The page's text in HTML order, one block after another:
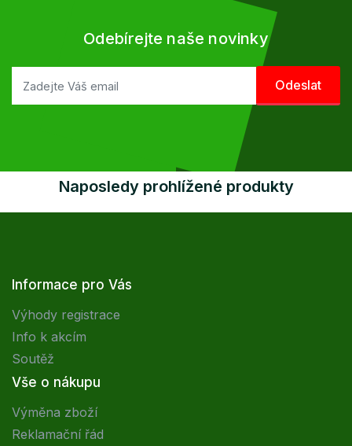
Odebírejte naše novinky
Naposledy prohlížené produkty
Informace pro Vás
Výhody registrace
Info k akcím
Soutěž
Vše o nákupu
Výměna zboží
Reklamační řád